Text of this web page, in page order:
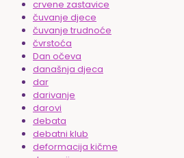
crvene zastavice
čuvanje djece
čuvanje trudnoće
čvrstoća
Dan očeva
današnja djeca
dar
darivanje
darovi
debata
debatni klub
deformacija kičme